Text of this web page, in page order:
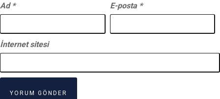
Ad * E-posta *
İnternet sitesi